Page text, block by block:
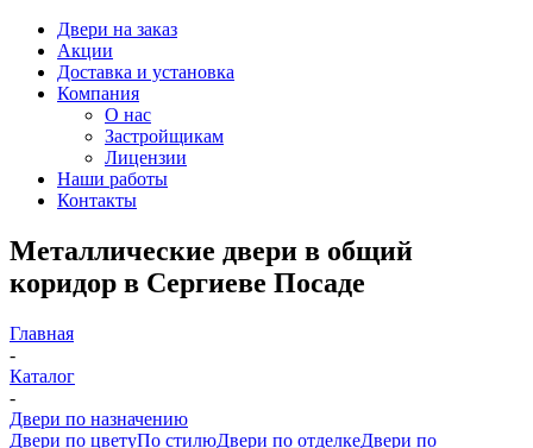
Двери на заказ
Акции
Доставка и установка
Компания
О нас
Застройщикам
Лицензии
Наши работы
Контакты
Металлические двери в общий
коридор в Сергиеве Посаде
Главная
-
Каталог
-
Двери по назначению
Двери по цветуПо стилюДвери по отделкеДвери по